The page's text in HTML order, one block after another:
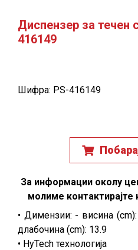
Диспензер за течен
416149
Шифра: PS-416149
За информации околу
молиме контактирајте
• Димензии: - висина
длабочина (cm): 13.9
• HyTech технологија